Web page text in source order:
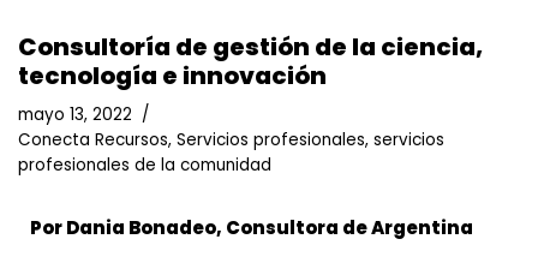
Consultoría de gestión de la ciencia,
tecnología e innovación
mayo 13, 2022
Conecta Recursos, Servicios profesionales, servicios
profesionales de la comunidad
Por Dania Bonadeo, Consultora de Argentina